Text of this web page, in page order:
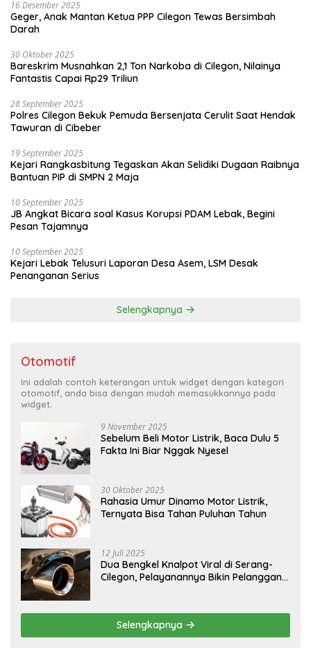
16 Desember 2025
Geger, Anak Mantan Ketua PPP Cilegon Tewas Bersimbah
Darah
30 Oktober 2025
Bareskrim Musnahkan 2,1 Ton Narkoba di Cilegon, Nilainya
Fantastis Capai Rp29 Triliun
28 September 2025
Polres Cilegon Bekuk Pemuda Bersenjata Cerulit Saat Hendak
Tawuran di Cibeber
19 September 2025
Kejari Rangkasbitung Tegaskan Akan Selidiki Dugaan Raibnya
Bantuan PIP di SMPN 2 Maja
10 September 2025
JB Angkat Bicara soal Kasus Korupsi PDAM Lebak, Begini
Pesan Tajamnya
10 September 2025
Kejari Lebak Telusuri Laporan Desa Asem, LSM Desak
Penanganan Serius
Selengkapnya
Otomotif
Ini adalah contoh keterangan untuk widget dengan kategori
otomotif, anda bisa dengan mudah memasukkannya pada
widget.
9 November 2025
Sebelum Beli Motor Listrik, Baca Dulu 5
Fakta Ini Biar Nggak Nyesel
30 Oktober 2025
Rahasia Umur Dinamo Motor Listrik,
Ternyata Bisa Tahan Puluhan Tahun
12 Juli 2025
Dua Bengkel Knalpot Viral di Serang-
Cilegon, Pelayanannya Bikin Pelanggan
Selengkapnya